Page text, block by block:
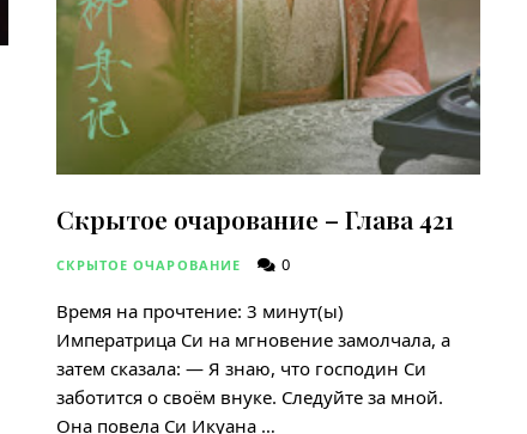
Скрытое очарование – Глава 421
СКРЫТОЕ ОЧАРОВАНИЕ 0
Время на прочтение: 3 минут(ы)
Императрица Си на мгновение замолчала, а
затем сказала: — Я знаю, что господин Си
заботится о своём внуке. Следуйте за мной.
Она повела Си Икуана …